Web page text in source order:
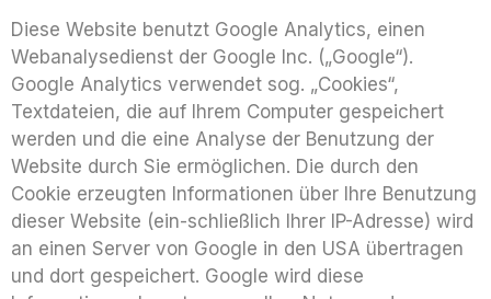
Diese Website benutzt Google Analytics, einen
Webanalysedienst der Google Inc. („Google“).
Google Analytics verwendet sog. „Cookies“,
Textdateien, die auf Ihrem Computer gespeichert
werden und die eine Analyse der Benutzung der
Website durch Sie ermöglichen. Die durch den
Cookie erzeugten Informationen über Ihre Benutzung
dieser Website (ein-schließlich Ihrer IP-Adresse) wird
an einen Server von Google in den USA übertragen
und dort gespeichert. Google wird diese